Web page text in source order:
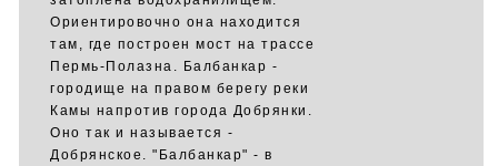
Ориентировочно она находится
там, где построен мост на трассе
Пермь-Полазна. Балбанкар -
городище на правом берегу реки
Камы напротив города Добрянки.
Оно так и называется -
Добрянское. "Балбанкар" - в